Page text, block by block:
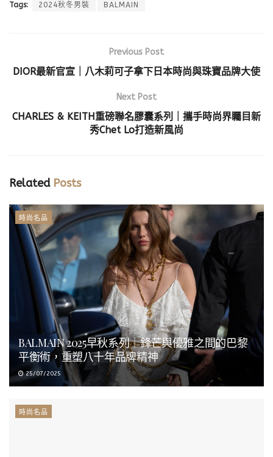
Tags: 2024秋冬男裝 BALMAIN
Previous Post
DIOR最新官宣｜八木莉可子拿下日本時尚與珠寶品牌大使
Next Post
CHARLES & KEITH重磅聯名膠囊系列｜攜手時尚界矚目新
秀Chet Lo打造新風尚
RelatedPosts
時尚名品
BALMAIN 2025早秋系列｜鋒芒與優雅之間的巴黎
平衡術，重塑八十年品牌精神
25/07/2025
時尚名品